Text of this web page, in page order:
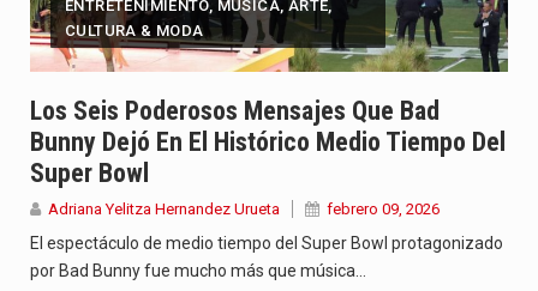
El presidente electo Abelardo de la Espriella aseguró que durante…
Con el inicio del gobierno de Abelardo de la Espriella,…
Abelardo de la Espriella comenzó su Gobierno con uno de…
Las autoridades sanitarias de Francia y España mantienen bajo vigilancia…
ENTRETENIMIENTO, MÚSICA, ARTE,
CULTURA & MODA
Los Seis Poderosos Mensajes Que Bad
Bunny Dejó En El Histórico Medio Tiempo Del
Super Bowl
Adriana Yelitza Hernandez Urueta febrero 09, 2026
El espectáculo de medio tiempo del Super Bowl protagonizado
por Bad Bunny fue mucho más que música…